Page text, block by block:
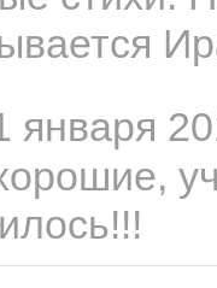
января